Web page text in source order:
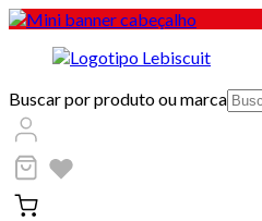
Buscar por produto ou marca